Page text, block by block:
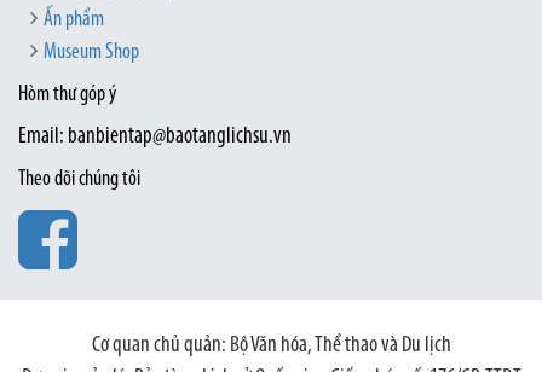
Ấn phẩm
Museum Shop
Hòm thư góp ý
Email: banbientap@baotanglichsu.vn
Theo dõi chúng tôi
Cơ quan chủ quản: Bộ Văn hóa, Thể thao và Du lịch